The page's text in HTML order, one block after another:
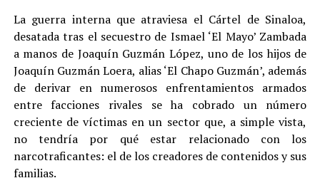
La guerra interna que atraviesa el Cártel de Sinaloa,
desatada tras el secuestro de Ismael ‘El Mayo’ Zambada
a manos de Joaquín Guzmán López, uno de los hijos de
Joaquín Guzmán Loera, alias ‘El Chapo Guzmán’, además
de derivar en numerosos enfrentamientos armados
entre facciones rivales se ha cobrado un número
creciente de víctimas en un sector que, a simple vista,
no tendría por qué estar relacionado con los
narcotraficantes: el de los creadores de contenidos y sus
familias.